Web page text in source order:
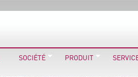
SOCIÉTÉ PRODUIT